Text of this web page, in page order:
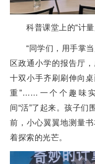
科普课堂上的“计量
“同学们，用手掌当
区政通小学的报告厅
十双小手齐刷刷伸向桌
重”……一个个趣味
间“活”了起来。孩子们
前，小心翼翼地测量
着探索的光芒。